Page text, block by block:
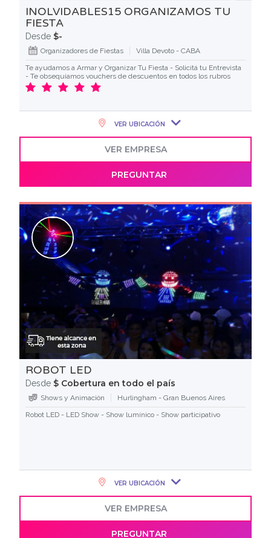
INOLVIDABLES15 ORGANIZAMOS TU
FIESTA
Desde $-
Organizadores de Fiestas
Villa Devoto - CABA
Te ayudamos a Armar y Organizar Tu Fiesta - Solicitá tu Entrevista
- Te obsequiamos vouchers de descuentos en todos los rubros
VER UBICACIÓN
VER EMPRESA
PREGUNTAR
ROBOT LED
Desde $ Cobertura en todo el país
Shows y Animación
Hurlingham - Gran Buenos Aires
Robot LED - LED Show - Show lumínico - Show participativo
VER UBICACIÓN
VER EMPRESA
PREGUNTAR